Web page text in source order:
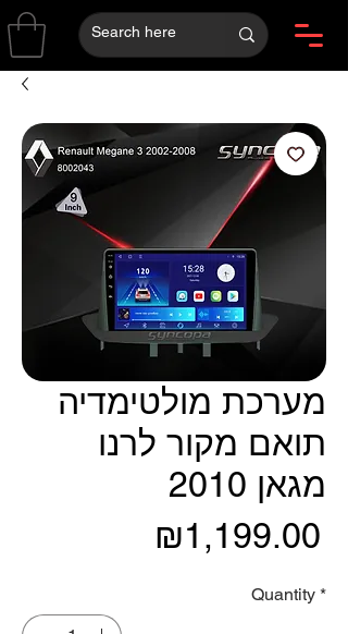
מערכת מולטימדיה
תואם מקור לרנו
מגאן 2010
₪1,199.00
Quantity *